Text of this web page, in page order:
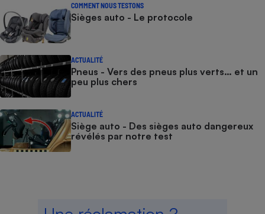
COMMENT NOUS TESTONS
Sièges auto - Le protocole
ACTUALITÉ
Pneus - Vers des pneus plus verts… et un
peu plus chers
ACTUALITÉ
Siège auto - Des sièges auto dangereux
révélés par notre test